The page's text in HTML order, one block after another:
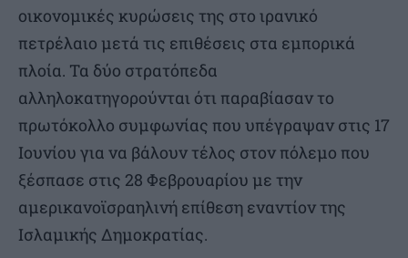
οικονομικές κυρώσεις της στο ιρανικό
πετρέλαιο μετά τις επιθέσεις στα εμπορικά
πλοία. Τα δύο στρατόπεδα
αλληλοκατηγορούνται ότι παραβίασαν το
πρωτόκολλο συμφωνίας που υπέγραψαν στις 17
Ιουνίου για να βάλουν τέλος στον πόλεμο που
ξέσπασε στις 28 Φεβρουαρίου με την
αμερικανοϊσραηλινή επίθεση εναντίον της
Ισλαμικής Δημοκρατίας.